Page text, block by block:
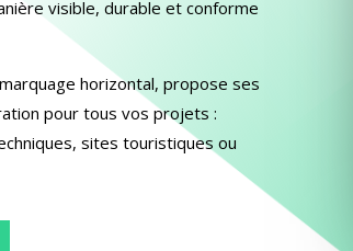
visible, durable et conforme
horizontal, propose ses
pour tous vos projets :
sites touristiques ou